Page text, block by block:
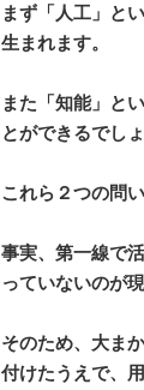
まず「人工」と
生まれます。
また「知能」と
とができるでしょ
これら２つの問
事実、第一線で
っていないのが現
そのため、大ま
付けたうえで、